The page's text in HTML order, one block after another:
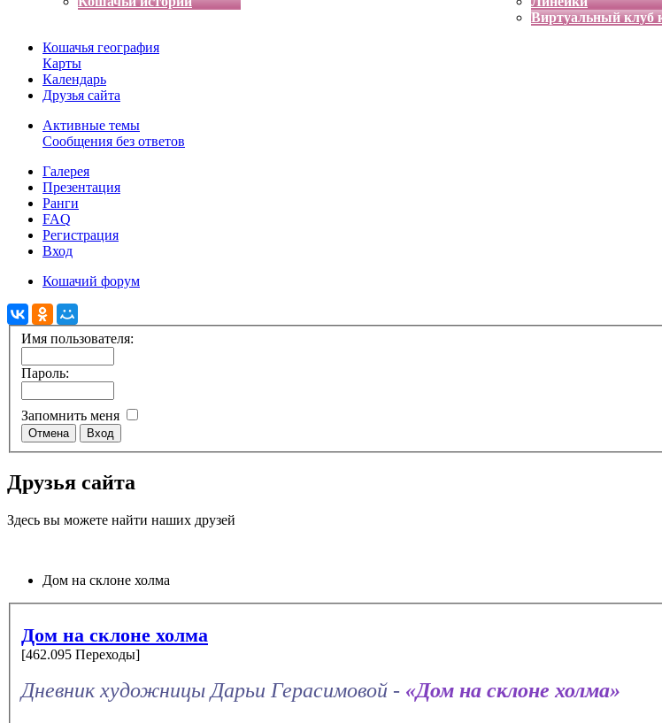
Виртуальный клуб
Кошачья география
Карты
Календарь
Друзья сайта
Активные темы
Сообщения без ответов
Галерея
Презентация
Ранги
FAQ
Регистрация
Вход
Кошачий форум
Имя пользователя:
Пароль:
Запомнить меня
Друзья сайта
Здесь вы можете найти наших друзей
Дом на склоне холма
Дом на склоне холма
[462.095 Переходы]
Дневник художницы Дарьи Герасимовой - «Дом на склоне холма»